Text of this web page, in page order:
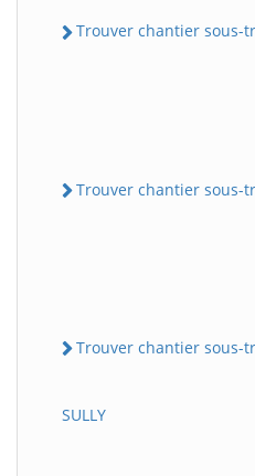
Trouver chantier sous-
Trouver chantier sous-
Trouver chantier sous-
SULLY